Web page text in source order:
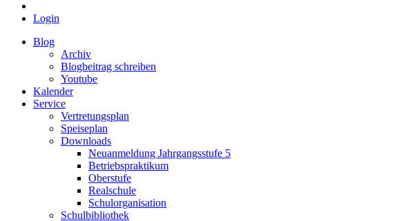
Login
Blog
Archiv
Blogbeitrag schreiben
Youtube
Kalender
Service
Vertretungsplan
Speiseplan
Downloads
Neuanmeldung Jahrgangsstufe 5
Betriebspraktikum
Oberstufe
Realschule
Schulorganisation
Schulbibliothek